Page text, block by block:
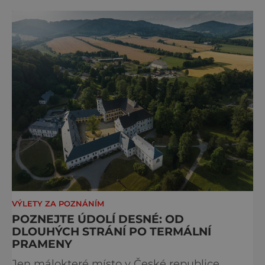
VÝLETY ZA POZNÁNÍM
POZNEJTE ÚDOLÍ DESNÉ: OD
DLOUHÝCH STRÁNÍ PO TERMÁLNÍ
PRAMENY